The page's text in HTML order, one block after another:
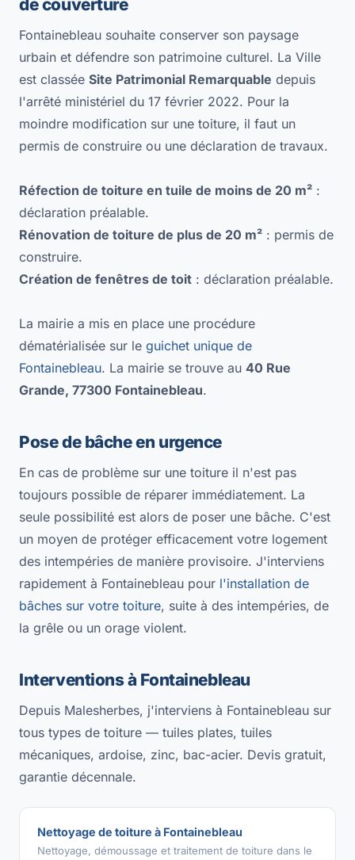
de couverture
Fontainebleau souhaite conserver son paysage
urbain et défendre son patrimoine culturel. La Ville
est classée Site Patrimonial Remarquable depuis
l'arrêté ministériel du 17 février 2022. Pour la
moindre modification sur une toiture, il faut un
permis de construire ou une déclaration de travaux.
Réfection de toiture en tuile de moins de 20 m² :
déclaration préalable.
Rénovation de toiture de plus de 20 m² : permis de
construire.
Création de fenêtres de toit : déclaration préalable.
La mairie a mis en place une procédure
dématérialisée sur le guichet unique de
Fontainebleau. La mairie se trouve au 40 Rue
Grande, 77300 Fontainebleau.
Pose de bâche en urgence
En cas de problème sur une toiture il n'est pas
toujours possible de réparer immédiatement. La
seule possibilité est alors de poser une bâche. C'est
un moyen de protéger efficacement votre logement
des intempéries de manière provisoire. J'interviens
rapidement à Fontainebleau pour l'installation de
bâches sur votre toiture, suite à des intempéries, de
la grêle ou un orage violent.
Interventions à Fontainebleau
Depuis Malesherbes, j'interviens à Fontainebleau sur
tous types de toiture — tuiles plates, tuiles
mécaniques, ardoise, zinc, bac-acier. Devis gratuit,
garantie décennale.
Nettoyage de toiture à Fontainebleau
Nettoyage, démoussage et traitement de toiture dans le